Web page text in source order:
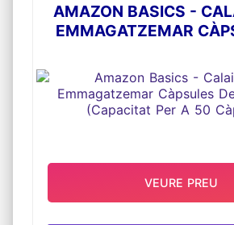
AMAZON BASICS -
EMMAGATZEMAR
CÀPSULES)
VEURE PREU